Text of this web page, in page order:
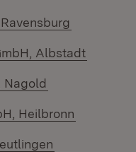
Albstadt
Nagold
Heilbronn